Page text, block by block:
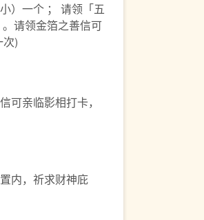
）一个 ； 请领「五
请领金箔之善信可
)
可亲临影相打卡，
内，祈求财神庇